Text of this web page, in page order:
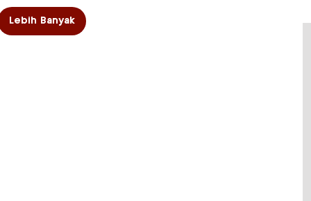
Lebih Banyak